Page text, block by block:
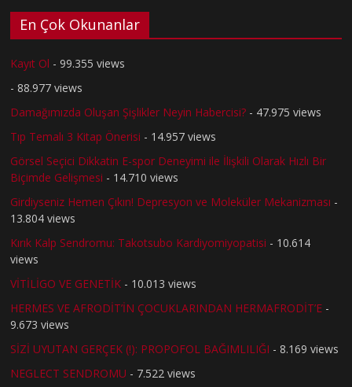
En Çok Okunanlar
Kayıt Ol - 99.355 views
- 88.977 views
Damağımızda Oluşan Şişlikler Neyin Habercisi? - 47.975 views
Tıp Temalı 3 Kitap Önerisi - 14.957 views
Görsel Seçici Dikkatin E-spor Deneyimi ile İlişkili Olarak Hızlı Bir
Biçimde Gelişmesi - 14.710 views
Girdiyseniz Hemen Çıkın! Depresyon ve Moleküler Mekanizması -
13.804 views
Kırık Kalp Sendromu: Takotsubo Kardiyomiyopatisi - 10.614
views
VİTİLİGO VE GENETİK - 10.013 views
HERMES VE AFRODİT’İN ÇOCUKLARINDAN HERMAFRODİT’E -
9.673 views
SİZİ UYUTAN GERÇEK (!): PROPOFOL BAĞIMLILIĞI - 8.169 views
NEGLECT SENDROMU - 7.522 views